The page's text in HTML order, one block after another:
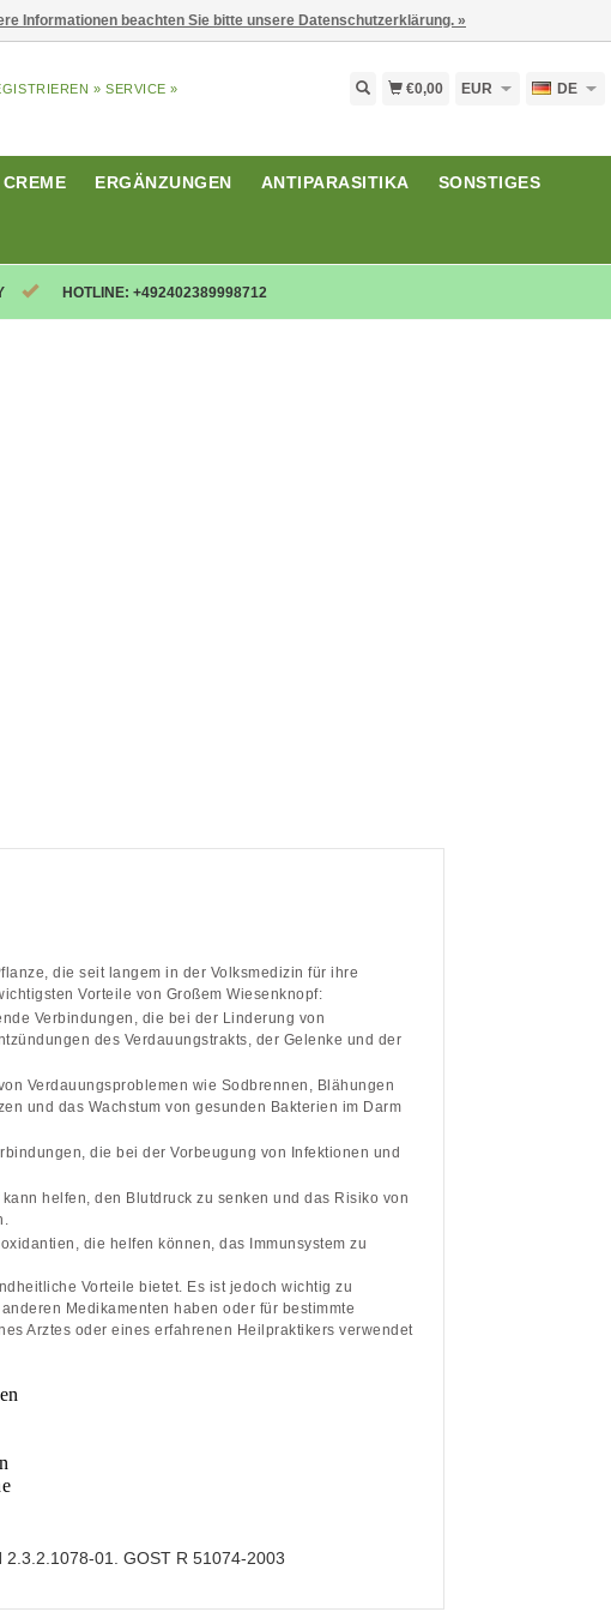
» SERVICE » €0,00 EUR DE
CREME ERGÄNZUNGEN ANTIPARASITIKA SONSTIGES
HOTLINE: +492402389998712
die seit langem in der Volksmedizin für ihre
Vorteile von Großem Wiesenknopf:
Verbindungen, die bei der Linderung von
des Verdauungstrakts, der Gelenke und der
Verdauungsproblemen wie Sodbrennen, Blähungen
und das Wachstum von gesunden Bakterien im Darm
die bei der Vorbeugung von Infektionen und
helfen, den Blutdruck zu senken und das Risiko von
die helfen können, das Immunsystem zu
Vorteile bietet. Es ist jedoch wichtig zu
Medikamenten haben oder für bestimmte
Arztes oder eines erfahrenen Heilpraktikers verwendet
01. GOST R 51074-2003
Informationen beachten Sie bitte unsere Datenschutzerklärung. »